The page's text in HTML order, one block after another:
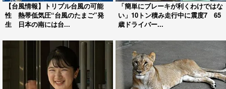
【台風情報】トリプル台風の可能
性 熱帯低気圧“台風のたまご”発
生 日本の南には台...
「簡単にブレーキが利くわけではな
い」10トン積み走行中に震度7 65
歳ドライバー...